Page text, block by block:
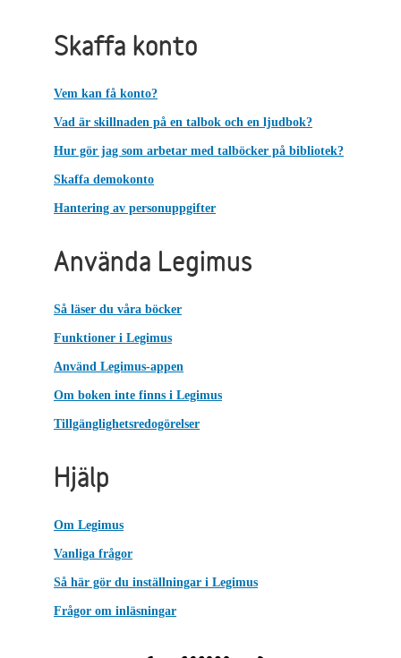
Skaffa konto
Vem kan få konto?
Vad är skillnaden på en talbok och en ljudbok?
Hur gör jag som arbetar med talböcker på bibliotek?
Skaffa demokonto
Hantering av personuppgifter
Använda Legimus
Så läser du våra böcker
Funktioner i Legimus
Använd Legimus-appen
Om boken inte finns i Legimus
Tillgänglighetsredogörelser
Hjälp
Om Legimus
Vanliga frågor
Så här gör du inställningar i Legimus
Frågor om inläsningar